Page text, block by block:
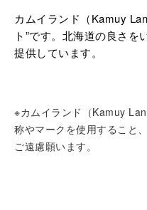
カムイランド（Kamuy
ト”です。北海道の良さ
提供しています。
※カムイランド（Kamuy
称やマークを使用すること
ご遠慮願います。